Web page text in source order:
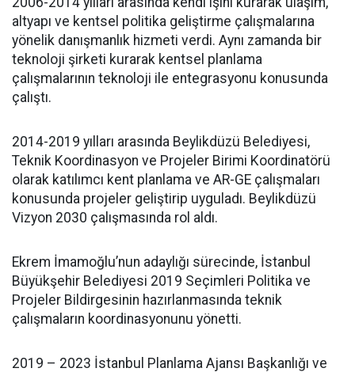
altyapı ve kentsel politika geliştirme çalışmalarına
yönelik danışmanlık hizmeti verdi. Aynı zamanda bir
teknoloji şirketi kurarak kentsel planlama
çalışmalarının teknoloji ile entegrasyonu konusunda
çalıştı.
2014-2019 yılları arasında Beylikdüzü Belediyesi,
Teknik Koordinasyon ve Projeler Birimi Koordinatörü
olarak katılımcı kent planlama ve AR-GE çalışmaları
konusunda projeler geliştirip uyguladı. Beylikdüzü
Vizyon 2030 çalışmasında rol aldı.
Ekrem İmamoğlu’nun adaylığı sürecinde, İstanbul
Büyükşehir Belediyesi 2019 Seçimleri Politika ve
Projeler Bildirgesinin hazırlanmasında teknik
çalışmaların koordinasyonunu yönetti.
2019 – 2023 İstanbul Planlama Ajansı Başkanlığı ve